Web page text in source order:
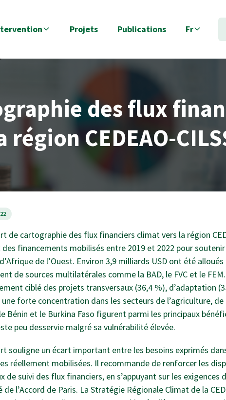
Projets Publications Fr
des flux
CEDEAO-
de cartographie des flux financiers climat vers la région
des financements mobilisés entre 2019 et 2022 pour
de l’Ouest. Environ 3,9 milliards USD ont été
de sources multilatérales comme la BAD, le FVC et le
ciblé des projets transversaux (36,4 %), d’adaptation
une forte concentration dans les secteurs de l’agriculture, de
Bénin et le Burkina Faso figurent parmi les principaux
peu desservie malgré sa vulnérabilité élevée.
souligne un écart important entre les besoins exprimés
réellement mobilisées. Il recommande de renforcer les
de suivi des flux financiers, en s’appuyant sur les exigences
de l’Accord de Paris. La Stratégie Régionale Climat de la